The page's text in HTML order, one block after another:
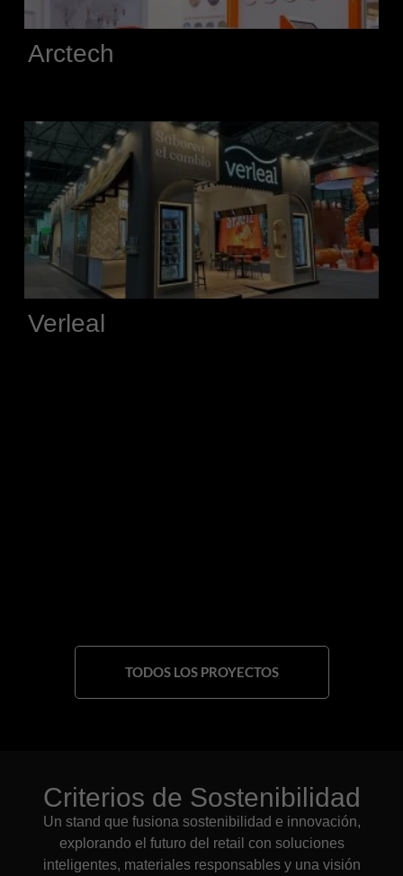
Arctech
Verleal
TODOS LOS PROYECTOS
Criterios de Sostenibilidad
Un stand que fusiona sostenibilidad e innovación,
explorando el futuro del retail con soluciones
inteligentes, materiales responsables y una visión